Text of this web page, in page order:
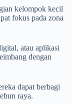
kelompok kecil
fokus pada zona
atau aplikasi
dengan
dapat berbagi
raya.